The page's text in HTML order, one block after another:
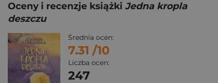
Oceny i recenzje książki Jedna kropla
deszczu
Średnia ocen:
7.31 /10
Liczba ocen:
247